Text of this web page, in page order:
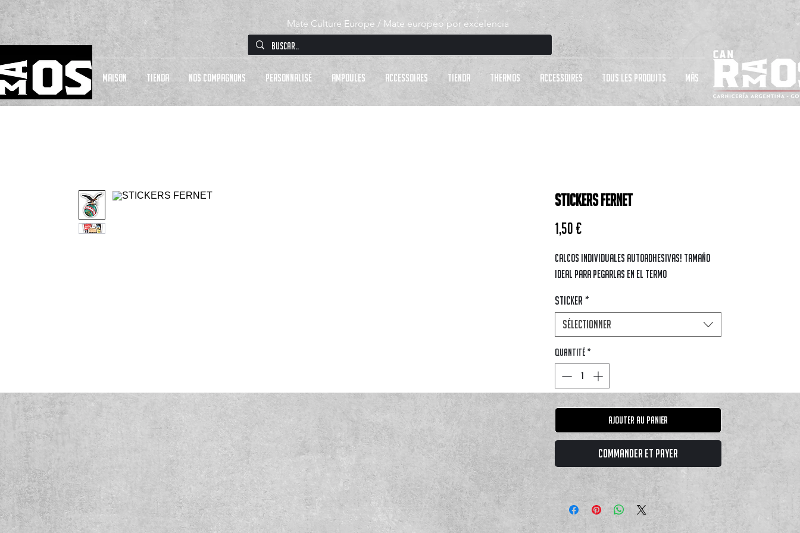
Mate Culture Europe / Mate europeo por excelencia
MAISON Tienda NOS COMPAGNONS PERSONNALISÉ AMPOULES ACCESSOIRES Tienda THERMOS ACCESSOIRES TOUS LES PRODUITS más
STICKERS FERNET
1,50 €
Calcos individuales autoadhesivas! Tamaño
ideal para pegarlas en el termo
Sticker *
Sélectionner
Quantité *
Ajouter au panier
Commander et payer